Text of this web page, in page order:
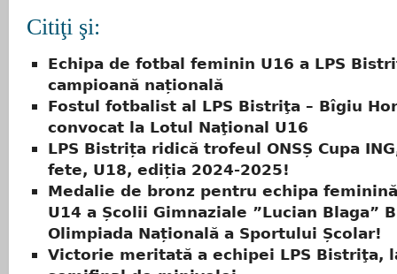
Citiţi şi:
Echipa de fotbal feminin U16 a LPS
campioană națională
Fostul fotbalist al LPS Bistriţa – Bîgiu
convocat la Lotul Naţional U16
LPS Bistrița ridică trofeul ONSȘ Cupa
fete, U18, ediția 2024-2025!
Medalie de bronz pentru echipa
U14 a Școlii Gimnaziale ”Lucian Blaga”
Olimpiada Națională a Sportului Școlar!
Victorie meritată a echipei LPS Bistriţa,